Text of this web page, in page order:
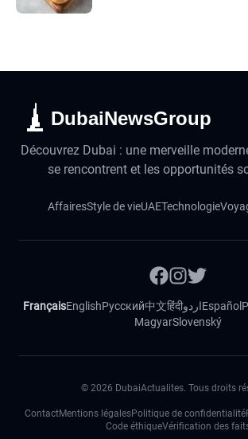
DubaiNewsGroup
Découvrez Dubai : une merveille
se rencontrent et les opportunités
AffairesStyle de vieUAETechnologie
FrançaisEnglishРусский中文हिंदीاردوEspañol
MagyarSlovenský
© 2026 DubaiActualites. Tous droits
ContactMentions légalesPolitique de confidentialité
Code éthiqueVérification des